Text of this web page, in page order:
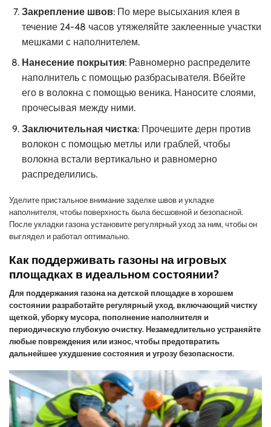
Закрепление швов: По мере высыхания клея в
течение 24-48 часов утяжеляйте заклеенные участки
мешками с наполнителем.
Нанесение покрытия: Равномерно распределите
наполнитель с помощью разбрасывателя. Вбейте
его в волокна с помощью веника. Наносите слоями,
прочесывая между ними.
Заключительная чистка: Прочешите дерн против
волокон с помощью метлы или граблей, чтобы
волокна встали вертикально и равномерно
распределились.
Уделите пристальное внимание заделке швов и укладке
наполнителя, чтобы поверхность была бесшовной и безопасной.
После укладки газона установите регулярный уход за ним, чтобы он
выглядел и работал оптимально.
Как поддерживать газоны на игровых
площадках в идеальном состоянии?
Для поддержания газона на детской площадке в хорошем
состоянии разработайте регулярный уход, включающий чистку
щеткой, уборку мусора, пополнение наполнителя и
периодическую глубокую очистку. Незамедлительно устраняйте
любые повреждения или износ, чтобы предотвратить
дальнейшее ухудшение состояния и угрозу безопасности.